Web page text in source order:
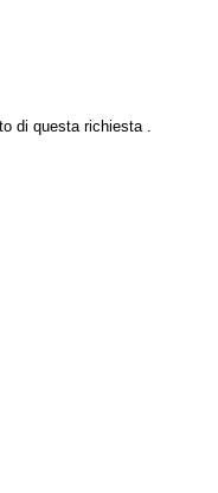
di questa richiesta .